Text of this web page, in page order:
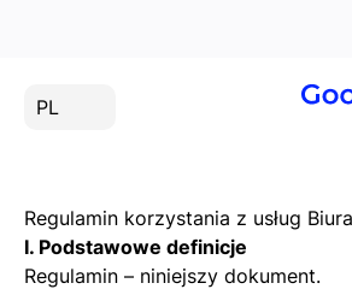
PL
Regulamin korzystania z usług
I. Podstawowe definicje
Regulamin – niniejszy dokument.